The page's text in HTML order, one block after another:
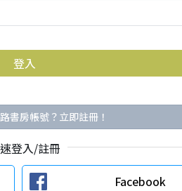
書房帳號？立即註冊！
登入/註冊
Facebook